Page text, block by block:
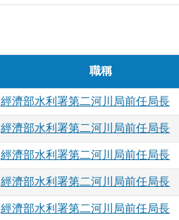
職稱
經濟部水利署第二河川局前任局長
經濟部水利署第二河川局前任局長
經濟部水利署第二河川局前任局長
經濟部水利署第二河川局前任局長
經濟部水利署第二河川局前任局長